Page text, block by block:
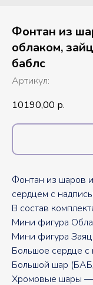
Фонтан из
облаком,
баблс
Артикул:
10190,00 р.
Фонтан из шаров
сердцем с
В состав
Мини фигура
Мини фигура
Большое сердце
Большой шар
Хромовые шары